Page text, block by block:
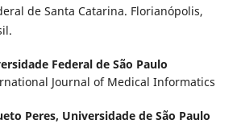
de Santa Catarina. Florianópolis,
Federal de São Paulo
Journal of Medical Informatics
Peres, Universidade de São Paulo